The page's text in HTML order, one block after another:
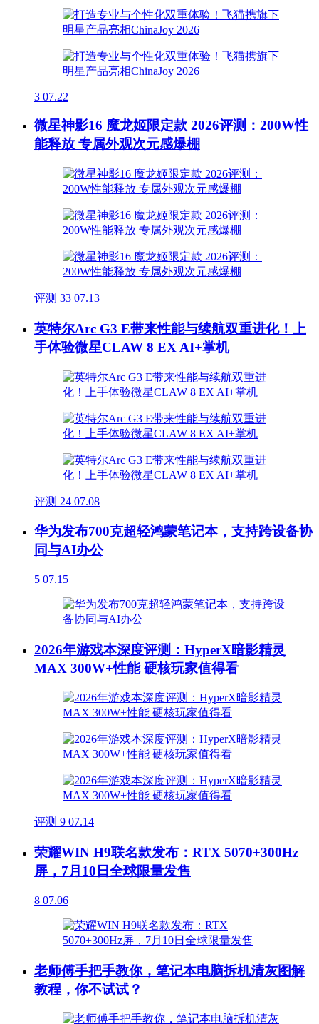
3 07.22
微星神影16 魔龙姬限定款 2026评测：200W性
能释放 专属外观次元感爆棚
评测 33 07.13
英特尔Arc G3 E带来性能与续航双重进化！上
手体验微星CLAW 8 EX AI+掌机
评测 24 07.08
华为发布700克超轻鸿蒙笔记本，支持跨设备协
同与AI办公
5 07.15
2026年游戏本深度评测：HyperX暗影精灵
MAX 300W+性能 硬核玩家值得看
评测 9 07.14
荣耀WIN H9联名款发布：RTX 5070+300Hz
屏，7月10日全球限量发售
8 07.06
老师傅手把手教你，笔记本电脑拆机清灰图解
教程，你不试试？